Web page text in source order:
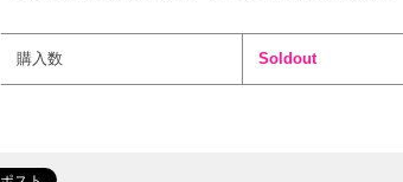
購入数 Soldout